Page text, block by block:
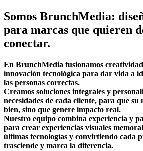
Somos BrunchMedia:
para marcas que quieren
conectar.
En BrunchMedia fusionamos
innovación tecnológica para dar vida a
las personas correctas.
Creamos soluciones integrales y
necesidades de cada cliente, para que su
bien, sino que genere impacto real.
Nuestro equipo combina experiencia y
para crear experiencias visuales
últimas tecnologías y convirtiendo cada
trasciende y marca la diferencia.